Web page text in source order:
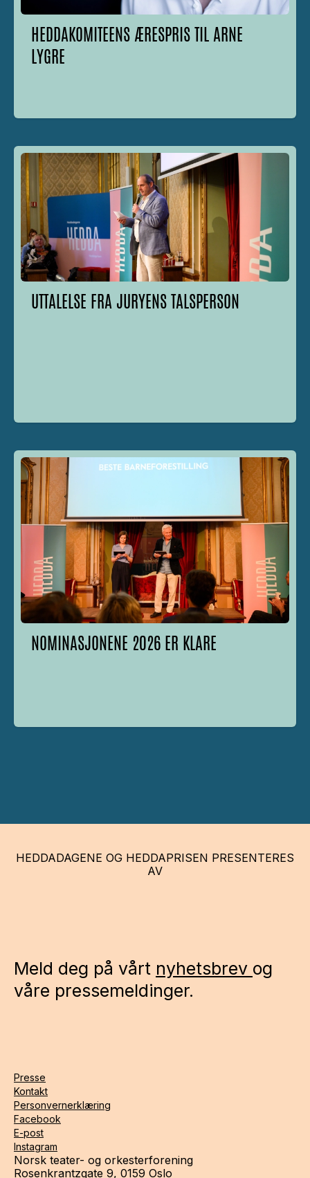
HEDDAKOMITEENS ÆRESPRIS TIL ARNE
LYGRE
UTTALELSE FRA JURYENS TALSPERSON
NOMINASJONENE 2026 ER KLARE
HEDDADAGENE OG HEDDAPRISEN PRESENTERES
AV
Meld deg på vårt nyhetsbrev og
våre pressemeldinger.
Presse
Kontakt
Personvernerklæring
Facebook
E-post
Instagram
Norsk teater- og orkesterforening
Rosenkrantzgate 9, 0159 Oslo